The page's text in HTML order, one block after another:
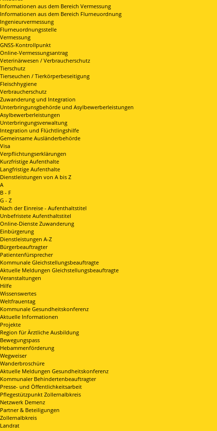
Informationen aus dem Bereich Vermessung
Informationen aus dem Bereich Flurneuordnung
Ingenieurvermessung
Flurneuordnungsstelle
Vermessung
GNSS-Kontrollpunkt
Online-Vermessungsantrag
Veterinärwesen / Verbraucherschutz
Tierschutz
Tierseuchen / Tierkörperbeseitigung
Fleischhygiene
Verbraucherschutz
Zuwanderung und Integration
Unterbringunsgbehörde und Asylbewerberleistungen
Asylbewerberleistungen
Unterbringungsverwaltung
Integration und Flüchtlingshilfe
Gemeinsame Ausländerbehörde
Visa
Verpflichtungserklärungen
Kurzfristige Aufenthalte
Langfristige Aufenthalte
Dienstleistungen von A bis Z
A
B - F
G - Z
Nach der Einreise - Aufenthaltstitel
Unbefristete Aufenthaltstitel
Online-Dienste Zuwanderung
Einbürgerung
Dienstleistungen A-Z
Bürgerbeauftragter
Patientenfürsprecher
Kommunale Gleichstellungsbeauftragte
Aktuelle Meldungen Gleichstellungsbeauftragte
Veranstaltungen
Hilfe
Wissenswertes
Weltfrauentag
Kommunale Gesundheitskonferenz
Aktuelle Informationen
Projekte
Region für Ärztliche Ausbildung
Bewegungspass
Hebammenförderung
Wegweiser
Wanderbroschüre
Aktuelle Meldungen Gesundheitskonferenz
Kommunaler Behindertenbeauftragter
Presse- und Öffentlichkeitsarbeit
Pflegestützpunkt Zollernalbkreis
Netzwerk Demenz
Partner & Beteiligungen
Zollernalbkreis
Landrat